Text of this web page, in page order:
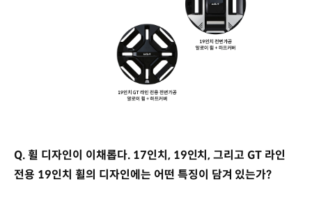
Q. 휠 디자인이 이채롭다. 17인치, 19인치, 그리고 GT 라인
전용 19인치 휠의 디자인에는 어떤 특징이 담겨 있는가?